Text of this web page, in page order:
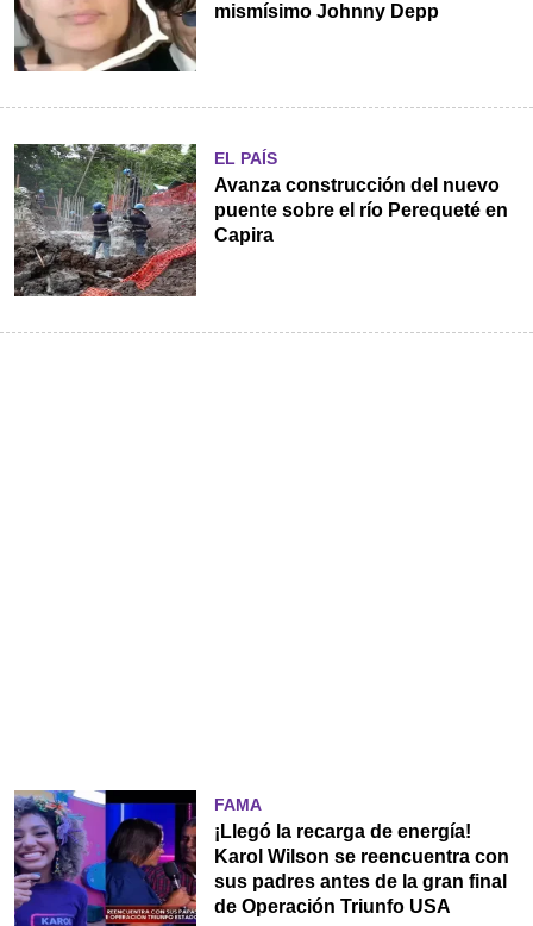
mismísimo Johnny Depp
EL PAÍS
Avanza construcción del nuevo
puente sobre el río Perequeté en
Capira
FAMA
¡Llegó la recarga de energía!
Karol Wilson se reencuentra con
sus padres antes de la gran final
de Operación Triunfo USA